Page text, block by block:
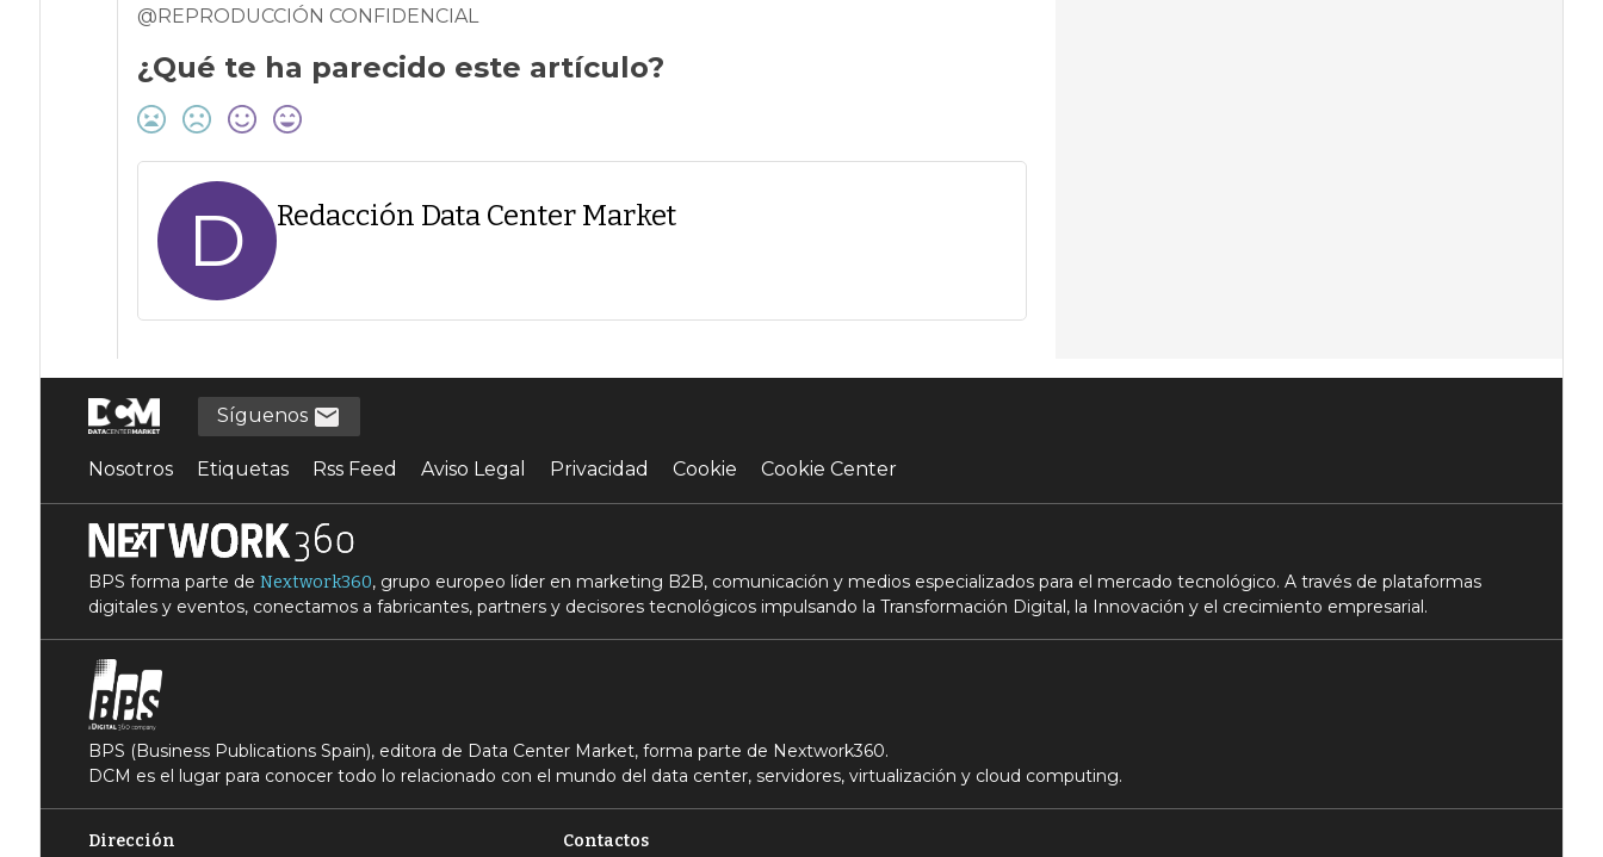
@REPRODUCCIÓN CONFIDENCIAL
¿Qué te ha parecido este artículo?
D Redacción Data Center Market
Síguenos
Nosotros Etiquetas Rss Feed Aviso Legal Privacidad Cookie Cookie Center
BPS forma parte de Nextwork360, grupo europeo líder en marketing B2B, comunicación y medios especializados para el mercado tecnológico. A través de plataformas
digitales y eventos, conectamos a fabricantes, partners y decisores tecnológicos impulsando la Transformación Digital, la Innovación y el crecimiento empresarial.
BPS (Business Publications Spain), editora de Data Center Market, forma parte de Nextwork360.
DCM es el lugar para conocer todo lo relacionado con el mundo del data center, servidores, virtualización y cloud computing.
Dirección Contactos